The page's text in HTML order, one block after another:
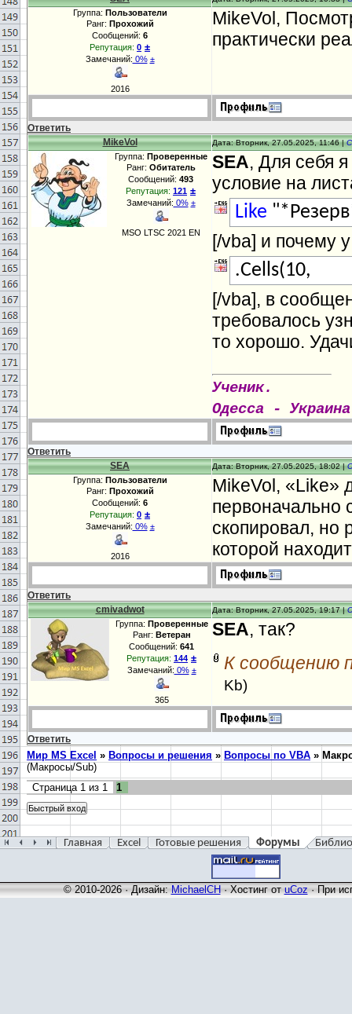
Группа: Пользователи
Ранг: Прохожий
Сообщений: 6
Репутация: 0 ±
Замечаний: 0% ±
2016
MikeVol,
практически
Ответить
MikeVol
Дата: Вторник, 27.05.2025, 11:46 |
Группа: Проверенные
Ранг: Обитатель
Сообщений: 493
Репутация: 121 ±
Замечаний: 0% ±
MSO LTSC 2021 EN
SEA, Для себя
условие на
Like
[/vba] и почему
.Cells(10,
[/vba], в
требовалось
то хорошо.
Ученик.
Одесса - Украина
Ответить
SEA
Дата: Вторник, 27.05.2025, 18:02 |
Группа: Пользователи
Ранг: Прохожий
Сообщений: 6
Репутация: 0 ±
Замечаний: 0% ±
2016
MikeVol, «Like»
первоначально
скопировал, но
которой
Ответить
cmivadwot
Дата: Вторник, 27.05.2025, 19:17 |
Группа: Проверенные
Ранг: Ветеран
Сообщений: 641
Репутация: 144 ±
Замечаний: 0% ±
365
SEA, так?
К сообщению
Kb)
Ответить
Мир MS Excel » Вопросы и решения » Вопросы по VBA »
(Макросы/Sub)
Страница 1 из 1 1
Главная Excel Готовые решения Форумы
© 2010-2026 · Дизайн: MichaelCH · Хостинг от uCoz · При